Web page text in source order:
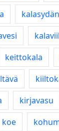
kalasydän
keittokala
kirjavasu
koe